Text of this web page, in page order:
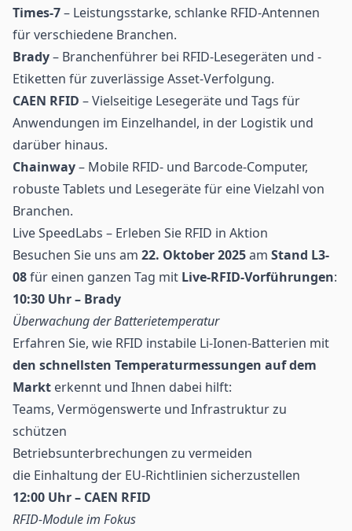
Times-7– Leistungsstarke, schlanke RFID-Antennen
für verschiedene Branchen.
Brady– Branchenführer bei RFID-Lesegeräten und -
Etiketten für zuverlässige Asset-Verfolgung.
CAEN RFID – Vielseitige Lesegeräte und Tags für
Anwendungen im Einzelhandel, in der Logistik und
darüber hinaus.
Chainway– Mobile RFID- und Barcode-Computer,
robuste Tablets und Lesegeräte für eine Vielzahl von
Branchen.
Live SpeedLabs – Erleben Sie RFID in Aktion
Besuchen Sie uns am 22. Oktober 2025am Stand L3-
08für einen ganzen Tag mit Live-RFID-Vorführungen:
10:30 Uhr – Brady
Überwachung der Batterietemperatur
Erfahren Sie, wie RFID instabile Li-Ionen-Batterien mit
den schnellsten Temperaturmessungen auf dem
Markt erkennt und Ihnen dabei hilft:
Teams, Vermögenswerte und Infrastruktur zu
schützen
Betriebsunterbrechungen zu vermeiden
die Einhaltung der EU-Richtlinien sicherzustellen
12:00 Uhr – CAEN RFID
RFID-Module im Fokus